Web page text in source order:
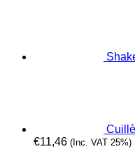
€11,46 (Inc. VAT 25%)